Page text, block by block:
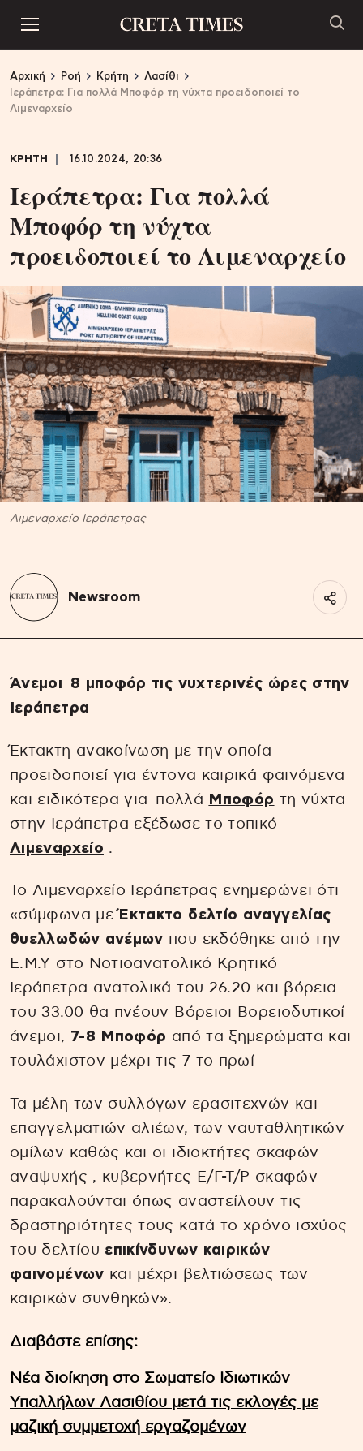
Αρχική Ροή Κρήτη
Λασίθι
Ιεράπετρα: Για πολλά Μποφόρ τη νύχτα προειδοποιεί το
Λιμεναρχείο
ΚΡΗΤΗ 16.10.2024, 20:36
Ιεράπετρα: Για πολλά
Μποφόρ τη νύχτα
προειδοποιεί το Λιμεναρχείο
Λιμεναρχείο Ιεράπετρας
Newsroom
Άνεμοι 8 μποφόρ τις νυχτερινές ώρες στην
Ιεράπετρα
Έκτακτη ανακοίνωση με την οποία
προειδοποιεί για έντονα καιρικά φαινόμενα
και ειδικότερα για πολλά Μποφόρ τη νύχτα
στην Ιεράπετρα εξέδωσε το τοπικό
Λιμεναρχείο .
To Λιμεναρχείο Ιεράπετρας ενημερώνει ότι
«σύμφωνα με Έκτακτο δελτίο αναγγελίας
θυελλωδών ανέμων που εκδόθηκε από την
Ε.Μ.Υ στο Νοτιοανατολικό Κρητικό
Ιεράπετρα ανατολικά του 26.20 και βόρεια
του 33.00 θα πνέουν Βόρειοι Βορειοδυτικοί
άνεμοι, 7-8 Μποφόρ από τα ξημερώματα και
τουλάχιστον μέχρι τις 7 το πρωί
Τα μέλη των συλλόγων ερασιτεχνών και
επαγγελματιών αλιέων, των ναυταθλητικών
ομίλων καθώς και οι ιδιοκτήτες σκαφών
αναψυχής , κυβερνήτες Ε/Γ-Τ/Ρ σκαφών
παρακαλούνται όπως αναστείλουν τις
δραστηριότητες τους κατά το χρόνο ισχύος
του δελτίου επικίνδυνων καιρικών
φαινομένων και μέχρι βελτιώσεως των
καιρικών συνθηκών».
Διαβάστε επίσης:
Νέα διοίκηση στο Σωματείο Ιδιωτικών
Υπαλλήλων Λασιθίου μετά τις εκλογές με
μαζική συμμετοχή εργαζομένων